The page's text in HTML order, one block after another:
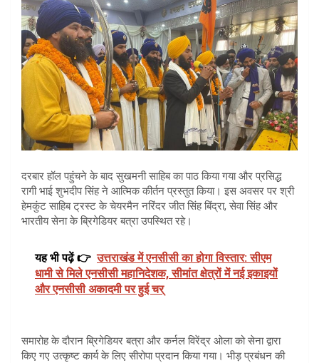
दरबार हॉल पहुंचने के बाद सुखमनी साहिब का पाठ किया गया और प्रसिद्ध
रागी भाई शुभदीप सिंह ने आत्मिक कीर्तन प्रस्तुत किया। इस अवसर पर श्री
हेमकुंट साहिब ट्रस्ट के चेयरमैन नरिंदर जीत सिंह बिंद्रा, सेवा सिंह और
भारतीय सेना के ब्रिगेडियर बत्रा उपस्थित रहे।
यह भी पढ़ें 👉 उत्तराखंड में एनसीसी का होगा विस्तार: सीएम
धामी से मिले एनसीसी महानिदेशक, सीमांत क्षेत्रों में नई इकाइयों
और एनसीसी अकादमी पर हुई चर्
समारोह के दौरान ब्रिगेडियर बत्रा और कर्नल विरेंद्र ओला को सेना द्वारा
किए गए उत्कृष्ट कार्य के लिए सीरोपा प्रदान किया गया। भीड़ प्रबंधन की